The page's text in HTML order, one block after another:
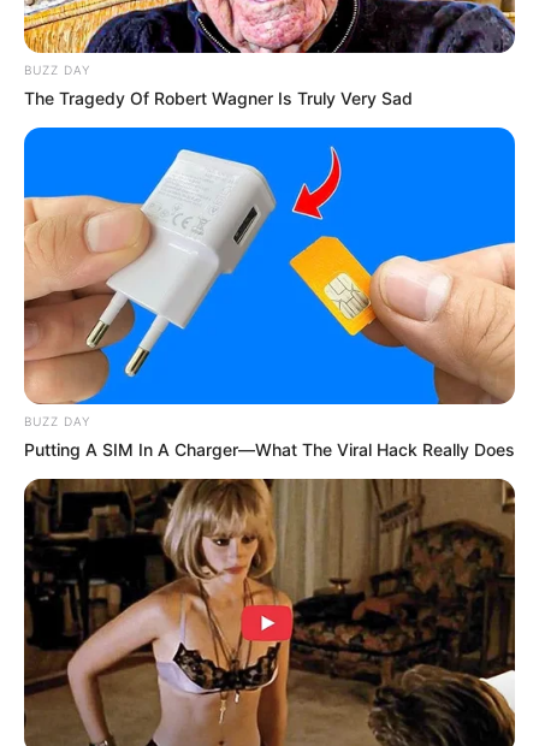
Rumah Produksi: Screen Play Films
Channel TV: Vidio
Jumlah Episode: –
Jadwal Tayang: 30 November 2024
Masa Tayang: –
BUZZ DAY
The Tragedy Of Robert Wagner Is Truly Very Sad
BUZZ DAY
Putting A SIM In A Charger—What The Viral Hack Really Does